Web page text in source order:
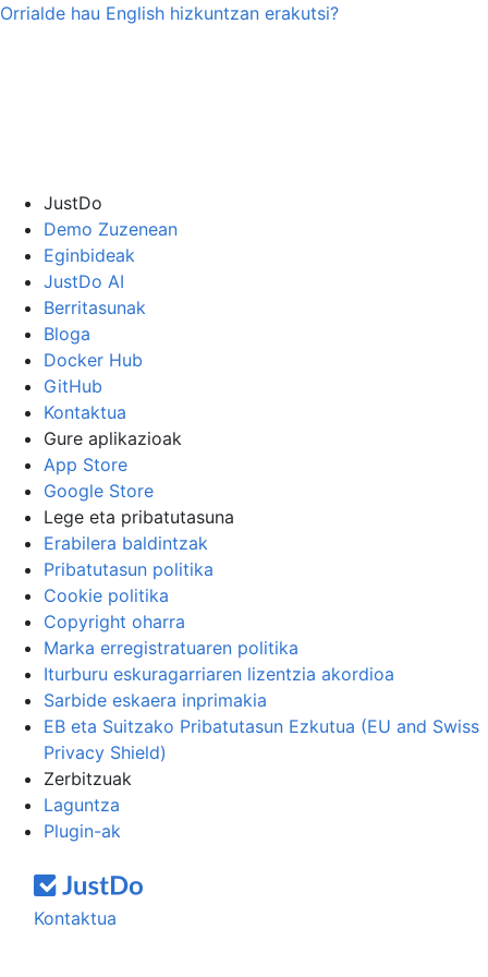
Orrialde hau English hizkuntzan erakutsi?
JustDo
Demo Zuzenean
Eginbideak
JustDo AI
Berritasunak
Bloga
Docker Hub
GitHub
Kontaktua
Gure aplikazioak
App Store
Google Store
Lege eta pribatutasuna
Erabilera baldintzak
Pribatutasun politika
Cookie politika
Copyright oharra
Marka erregistratuaren politika
Iturburu eskuragarriaren lizentzia akordioa
Sarbide eskaera inprimakia
EB eta Suitzako Pribatutasun Ezkutua (EU and Swiss
Privacy Shield)
Zerbitzuak
Laguntza
Plugin-ak
Kontaktua